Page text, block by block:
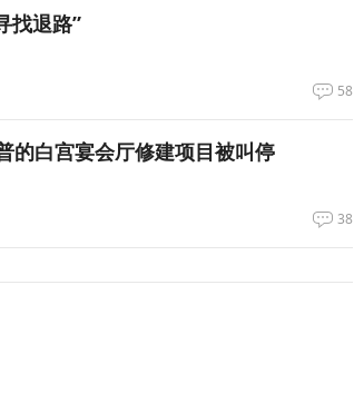
找退路”
58
的白宫宴会厅修建项目被叫停
38